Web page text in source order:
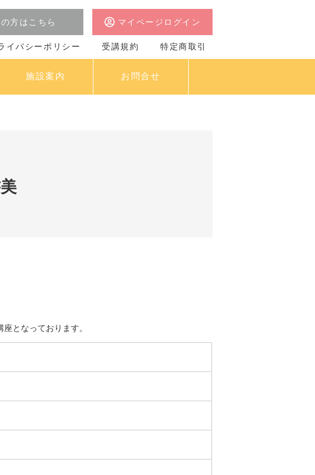
マイページログイン
方はこちら
イバシーポリシー 受講規約 特定商取引
施設案内 お問合せ
となっております。